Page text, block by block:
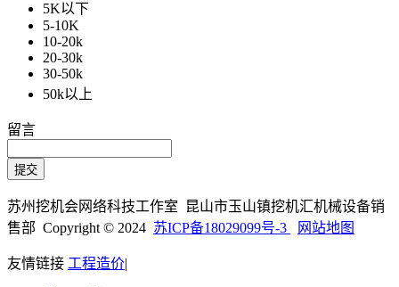
5K以下
5-10K
10-20k
20-30k
30-50k
50k以上
留言
苏州挖机会网络科技工作室 昆山市玉山镇挖机汇机械设备销
售部 Copyright © 2024 苏ICP备18029099号-3 网站地图
友情链接 工程造价|